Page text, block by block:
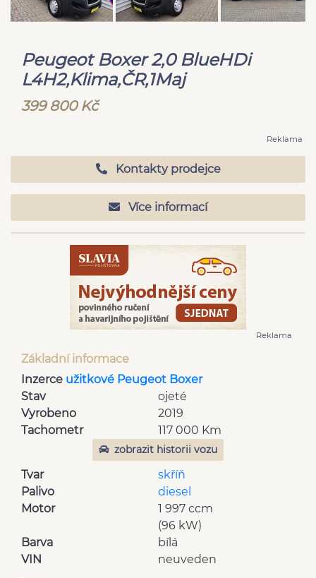
Peugeot Boxer 2,0 BlueHDi
L4H2,Klima,ČR,1Maj
399 800 Kč
Reklama
Kontakty prodejce
Více informací
Reklama
Základní informace
Inzerce užitkové Peugeot Boxer
Stav
ojeté
Vyrobeno
2019
Tachometr
117 000 Km
zobrazit historii vozu
Tvar
skříň
Palivo
diesel
Motor
1 997 ccm
(96 kW)
Barva
bílá
VIN
neuveden